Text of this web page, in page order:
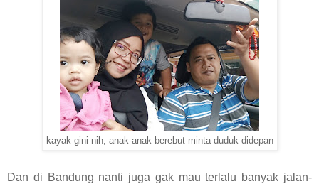
kayak gini nih, anak-anak berebut minta duduk didepan
Dan di Bandung nanti juga gak mau terlalu banyak jalan-